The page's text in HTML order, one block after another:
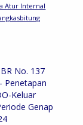
Atur Internal
No. 137
Penetapan
Keluar
Genap